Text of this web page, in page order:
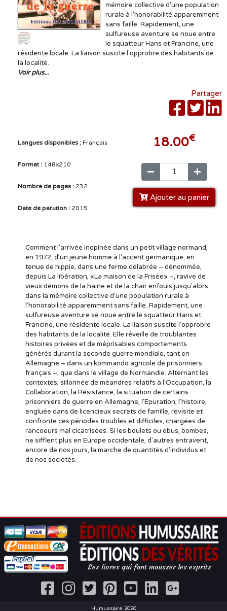
mémoire collective d'une population
rurale à l'honorabilité apparemment
sans faille. Rapidement, une
sulfureuse aventure se noue entre
le squatteur Hans et Francine, une
résidente locale. La liaison suscite l'opprobre des habitants de
la localité.
Voir plus...
Partager
Langues disponibles : Français
Format : 148x210
Nombre de pages : 232
Date de parution : 2015
18.00€
Ajouter au panier
Comment l’arrivée inopinée dans un petit village normand,
en 1972, d’un jeune homme à l'accent germanique, en
tenue de hippie, dans une ferme délabrée – dénommée,
depuis La libération, «La maison de la Frisée» –, ravive de
vieux démons de la haine et de la chair enfouis jusqu'alors
dans la mémoire collective d'une population rurale à
l'honorabilité apparemment sans faille. Rapidement, une
sulfureuse aventure se noue entre le squatteur Hans et
Francine, une résidente locale. La liaison suscite l'opprobre
des habitants de la localité. Elle réveille de troublantes
histoires privées et de méprisables comportements
générés durant la seconde guerre mondiale, tant en
Allemagne – dans un kommando agricole de prisonniers
français –, que dans le village de Normandie. Alternant les
contextes, sillonnée de méandres relatifs à l’Occupation, la
Collaboration, la Résistance, la situation de certains
prisonniers de guerre en Allemagne, l'Epuration, l'histoire,
engluée dans de licencieux secrets de famille, revisite et
confronte ces périodes troubles et difficiles, chargées de
rancoeurs mal cicatrisées. Si les boulets ou obus, bombes,
ne sifflent plus en Europe occidentale, d’autres entravent,
encore de nos jours, la marche de quantités d’individus et
de nos sociétés.
Les livres qui font mousser les esprits
Humussaire 2020